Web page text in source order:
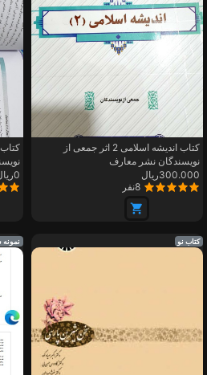
کتاب اندیشه اسلامی 2 اثر جمعی از
نویسندگان نشر معارف
300.000ریال
8نفر
0ریال
کتاب نو